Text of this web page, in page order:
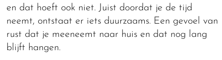
en dat hoeft ook niet. Juist doordat je de tijd
neemt, ontstaat er iets duurzaams. Een gevoel van
rust dat je meeneemt naar huis en dat nog lang
blijft hangen.